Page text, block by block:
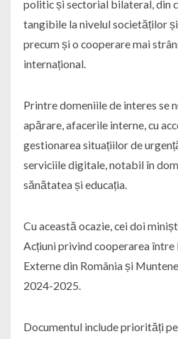
politic și sectorial bilateral, din
tangibile la nivelul societăților
precum și o cooperare mai
internațional.
Printre domeniile de interes se
apărare, afacerile interne, cu
gestionarea situațiilor de
serviciile digitale, notabil în
sănătatea și educația.
Cu această ocazie, cei doi
Acțiuni privind cooperarea
Externe din România și
2024-2025.
Documentul include priorități